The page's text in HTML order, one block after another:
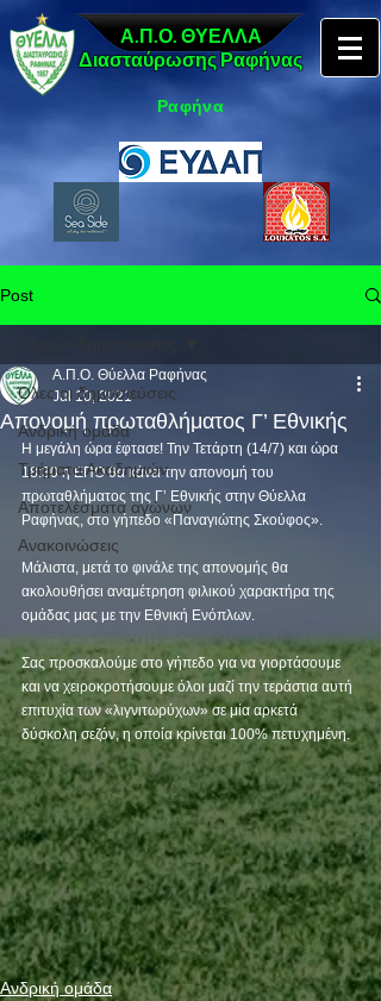
Α.Π.Ο. ΘΥΕΛΛΑ
Διασταύρωσης Ραφήνας
Ραφήνα
Post
Όλες οι δημοσιεύσεις
Ανδρική ομάδα
Τμήματα Ακαδημιών
Αποτελέσματα αγώνων
Ανακοινώσεις
Απονομή πρωταθλήματος Γ’ Εθνικής
Α.Π.Ο. Θύελλα Ραφήνας
Jul 10, 2021
Η μεγάλη ώρα έφτασε! Την Τετάρτη (14/7) και ώρα
18:30 η ΕΠΟ θα κάνει την απονομή του
πρωταθλήματος της Γ’ Εθνικής στην Θύελλα
Ραφήνας, στο γήπεδο «Παναγιώτης Σκούφος».
Μάλιστα, μετά το φινάλε της απονομής θα
ακολουθήσει αναμέτρηση φιλικού χαρακτήρα της
ομάδας μας με την Εθνική Ενόπλων.
Σας προσκαλούμε στο γήπεδο για να γιορτάσουμε
και να χειροκροτήσουμε όλοι μαζί την τεράστια αυτή
επιτυχία των «λιγνιτωρύχων» σε μία αρκετά
δύσκολη σεζόν, η οποία κρίνεται 100% πετυχημένη.
Ανδρική ομάδα